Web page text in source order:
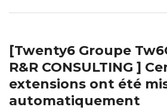
[Twenty6 Groupe
R&R CONSULTING ]
extensions ont été
automatiquement